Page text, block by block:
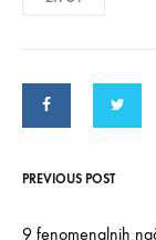
PREVIOUS POST
9 fenomenalnih